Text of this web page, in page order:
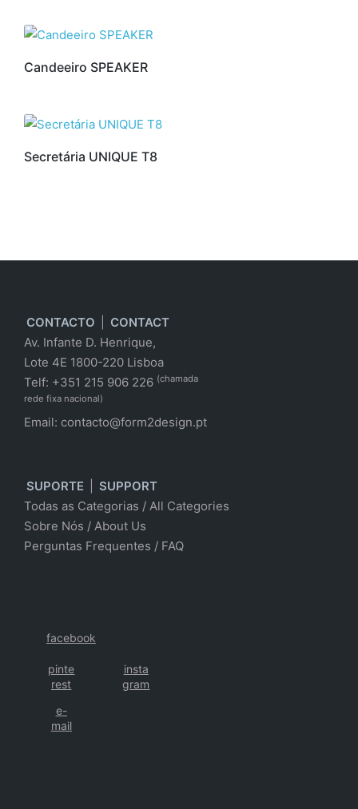
Candeeiro SPEAKER
Secretária UNIQUE T8
CONTACTO
CONTACT
Av. Infante D. Henrique,
Lote 4E 1800-220 Lisboa
Telf: +351 215 906 226 (chamada
rede fixa nacional)
Email: contacto@form2design.pt
SUPORTE
SUPPORT
Todas as Categorias / All Categories
Sobre Nós / About Us
Perguntas Frequentes / FAQ
facebook
pinte
rest
insta
gram
e-
mail